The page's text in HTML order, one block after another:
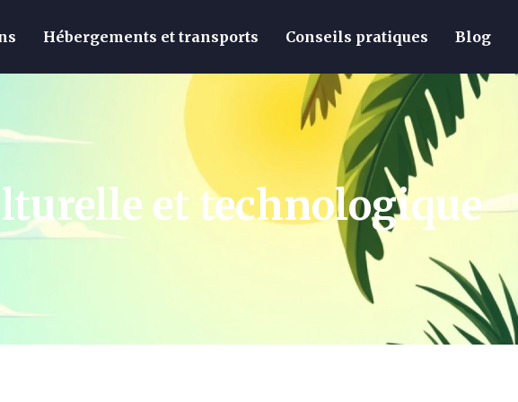
Hébergements et transports Conseils pratiques Blog
et technologique